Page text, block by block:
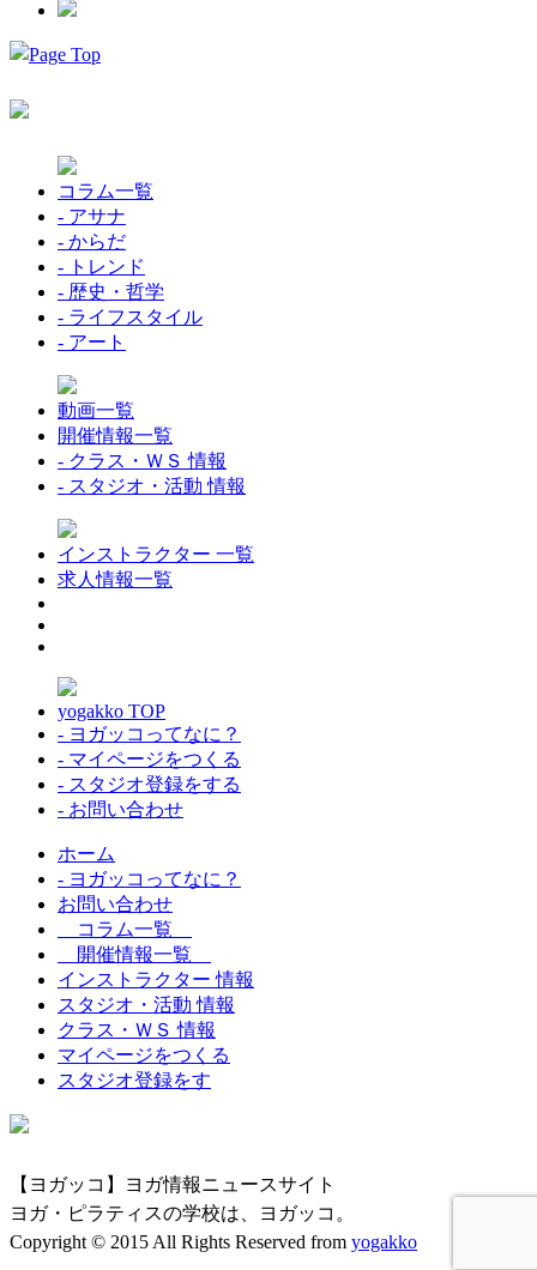
コラム一覧
- アサナ
- からだ
- トレンド
- 歴史・哲学
- ライフスタイル
- アート
動画一覧
開催情報一覧
- クラス・ＷＳ 情報
- スタジオ・活動 情報
インストラクター 一覧
求人情報一覧
yogakko TOP
- ヨガッコってなに？
- マイページをつくる
- スタジオ登録をする
- お問い合わせ
ホーム
- ヨガッコってなに？
お問い合わせ
コラム一覧
開催情報一覧
インストラクター 情報
スタジオ・活動 情報
クラス・ＷＳ 情報
マイページをつくる
スタジオ登録をす
【ヨガッコ】ヨガ情報ニュースサイト
ヨガ・ピラティスの学校は、ヨガッコ。
Copyright © 2015 All Rights Reserved from yogakko